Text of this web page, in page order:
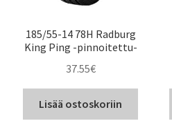
185/55-14 78H Radburg
King Ping -pinnoitettu-
37.55€
Lisää ostoskoriin